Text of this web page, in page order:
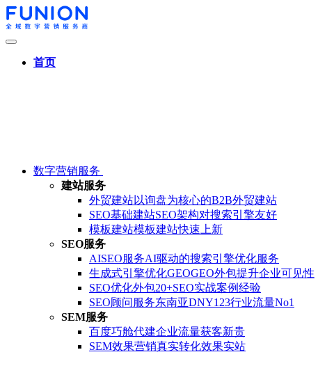
首页
数字营销服务
建站服务
外贸建站以询盘为核心的B2B外贸建站
SEO基础建站SEO架构对搜索引擎友好
模板建站模板建站快速上新
SEO服务
AISEO服务AI驱动的搜索引擎优化服务
生成式引擎优化GEOGEO外包提升企业可见性
SEO优化外包20+SEO实战案例经验
SEO顾问服务东南亚DNY123行业流量No1
SEM服务
百度巧舱代建企业流量获客新贵
SEM效果营销真实转化效果实站